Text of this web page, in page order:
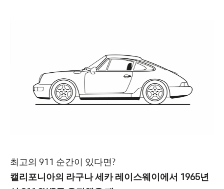
최고의 911 순간이 있다면?
캘리포니아의 라구나 세카 레이스웨이에서 1965년